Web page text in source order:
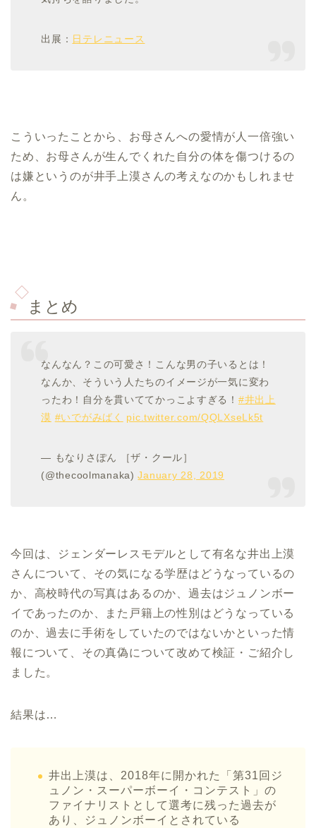
出展： 日テレニュース
こういったことから、お母さんへの愛情が人一倍強い
ため、お母さんが生んでくれた自分の体を傷つけるの
は嫌というのが井手上漠さんの考えなのかもしれませ
ん。
まとめ
なんなん？この可愛さ！こんな男の子いるとは！
なんか、そういう人たちのイメージが一気に変わ
ったわ！自分を貫いててかっこよすぎる！ #井出上
漠 #いでがみばく pic.twitter.com/QQLXseLk5t
— もなりさぽん ［ザ・クール］
(@thecoolmanaka)January 28, 2019
今回は、
ジェンダーレスモデルとして有名な井出上漠
さんについて、その気になる学歴はどうなっているの
か、高校時代の写真はあるのか、過去はジュノンボー
イであったのか、また戸籍上の性別はどうなっている
のか、過去に手術をしていたのではないかといった情
報について、その真偽について改めて検証・ご紹介し
ました。
結果は…
井出上漠は、 2018年に開かれた「第31 回ジ
ュノン・スーパーボーイ・コンテスト」の
ファイナリストとして選考に残った過去が
あり、ジュノンボーイとされている